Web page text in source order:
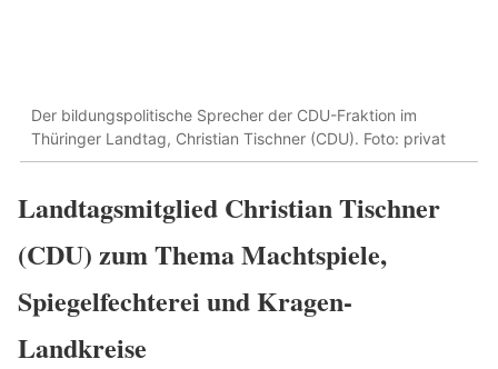
Der bildungspolitische Sprecher der CDU-Fraktion im
Thüringer Landtag, Christian Tischner (CDU). Foto: privat
Landtagsmitglied Christian Tischner
(CDU) zum Thema Machtspiele,
Spiegelfechterei und Kragen-
Landkreise